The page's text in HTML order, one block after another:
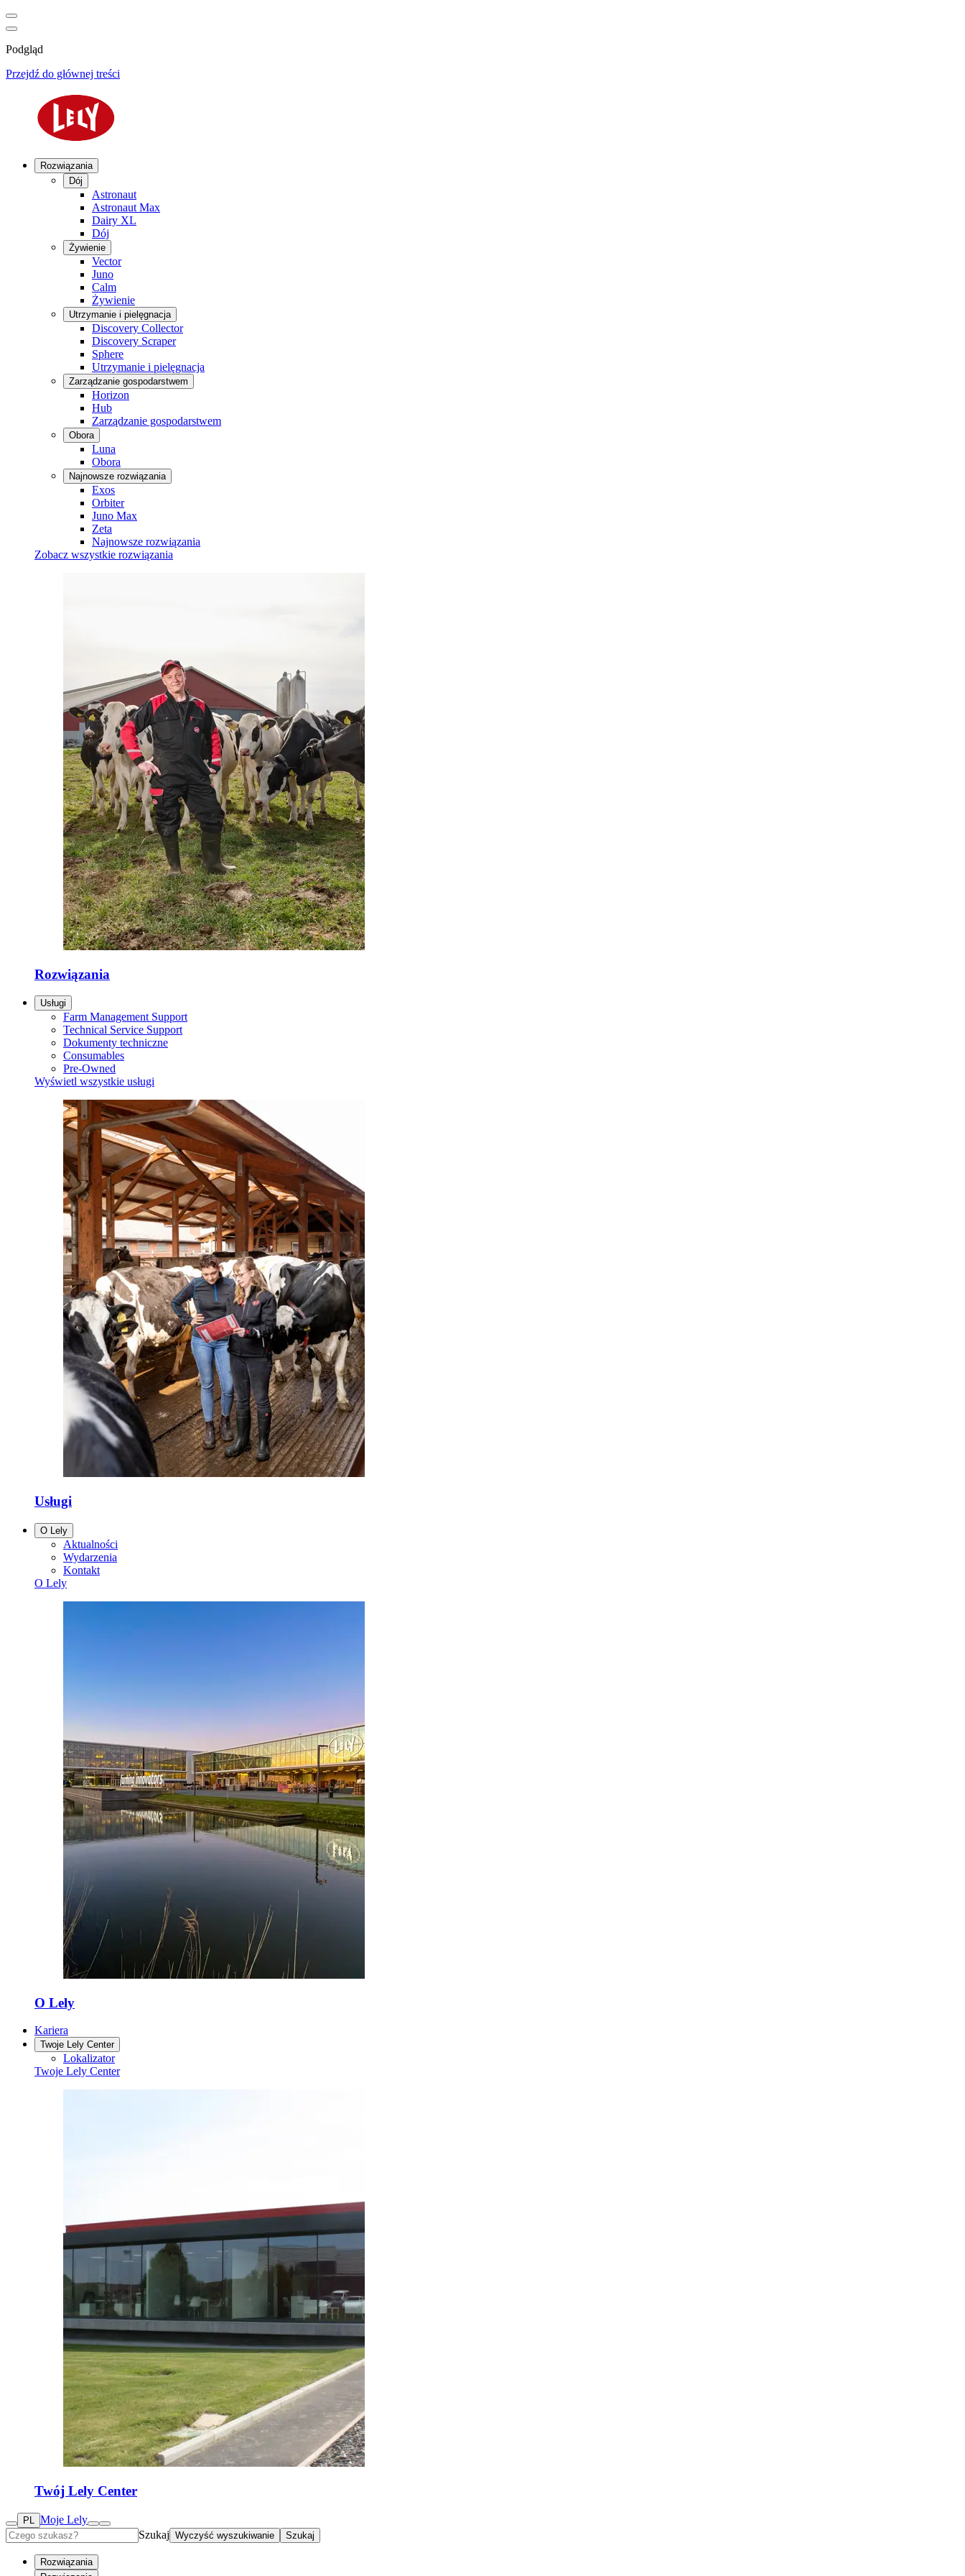
Podgląd
Przejdź do głównej treści
Rozwiązania
Dój
Astronaut
Astronaut Max
Dairy XL
Dój
Żywienie
Vector
Juno
Calm
Żywienie
Utrzymanie i pielęgnacja
Discovery Collector
Discovery Scraper
Sphere
Utrzymanie i pielęgnacja
Zarządzanie gospodarstwem
Horizon
Hub
Zarządzanie gospodarstwem
Obora
Luna
Obora
Najnowsze rozwiązania
Exos
Orbiter
Juno Max
Zeta
Najnowsze rozwiązania
Zobacz wszystkie rozwiązania
Rozwiązania
Usługi
Farm Management Support
Technical Service Support
Dokumenty techniczne
Consumables
Pre-Owned
Wyświetl wszystkie usługi
Usługi
O Lely
Aktualności
Wydarzenia
Kontakt
O Lely
O Lely
Kariera
Twoje Lely Center
Lokalizator
Twoje Lely Center
Twój Lely Center
PL
Moje Lely
Szukaj Wyczyść wyszukiwanie Szukaj
Rozwiązania